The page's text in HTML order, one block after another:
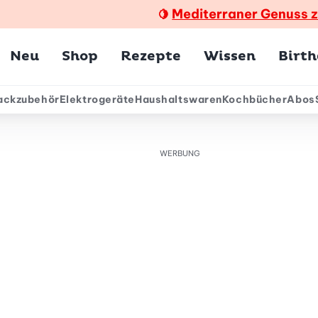
🍋 Mediterraner Genuss
Neu Shop Rezepte Wissen
ElektrogeräteHaushaltswarenKochbücherAbos
WERBUNG